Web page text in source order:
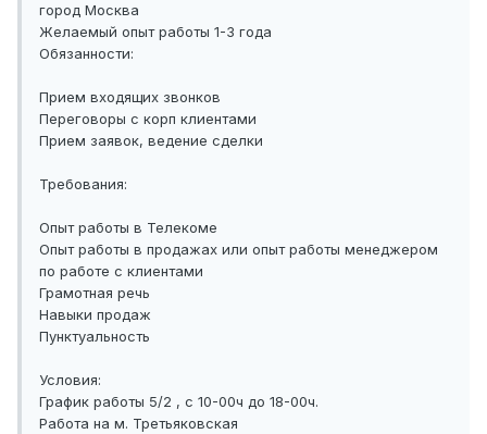
город Москва
Желаемый опыт работы 1-3 года
Обязанности:
Прием входящих звонков
Переговоры с корп клиентами
Прием заявок, ведение сделки
Требования:
Опыт работы в Телекоме
Опыт работы в продажах или опыт работы менеджером
по работе с клиентами
Грамотная речь
Навыки продаж
Пунктуальность
Условия:
График работы 5/2 , с 10-00ч до 18-00ч.
Работа на м. Третьяковская